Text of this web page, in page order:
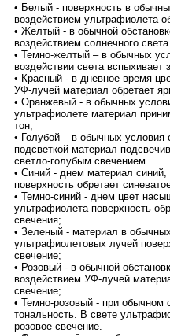
• Белый - поверхность в
воздействием ультрафиолета
• Желтый - в обычной
воздействием солнечного
• Темно-желтый – в обычных
воздействии света вспыхивает
• Красный - в дневное время
УФ-лучей материал обретает
• Оранжевый - в обычных
ультрафиолете материал
тон;
• Голубой – в обычных условия
подсветкой материал
светло-голубым свечением.
• Синий - днем материал
поверхность обретает
• Темно-синий - днем цвет
ультрафиолета поверхность
свечения;
• Зеленый - материал в
ультрафиолетовых лучей
свечение;
• Розовый - в обычной
воздействием УФ-лучей
свечение;
• Темно-розовый - при обычном
тональность. В свете
розовое свечение.